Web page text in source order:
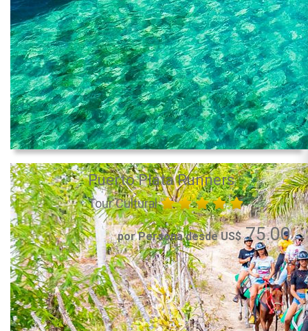
Puerto Plata Runners
Tour Cultural
por Persona desde US$75.00